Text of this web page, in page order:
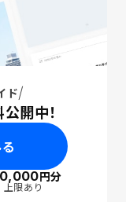
ド
開中！
円分
限あり